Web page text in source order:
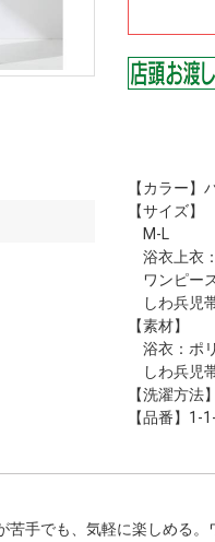
※写真はイメージです
【カラー】
【サイズ】
M-L
浴衣上衣
ワンピー
しわ兵児
【素材】
浴衣：ポ
しわ兵児
【洗濯方法
【品番】1-
手でも、気軽に楽しめる